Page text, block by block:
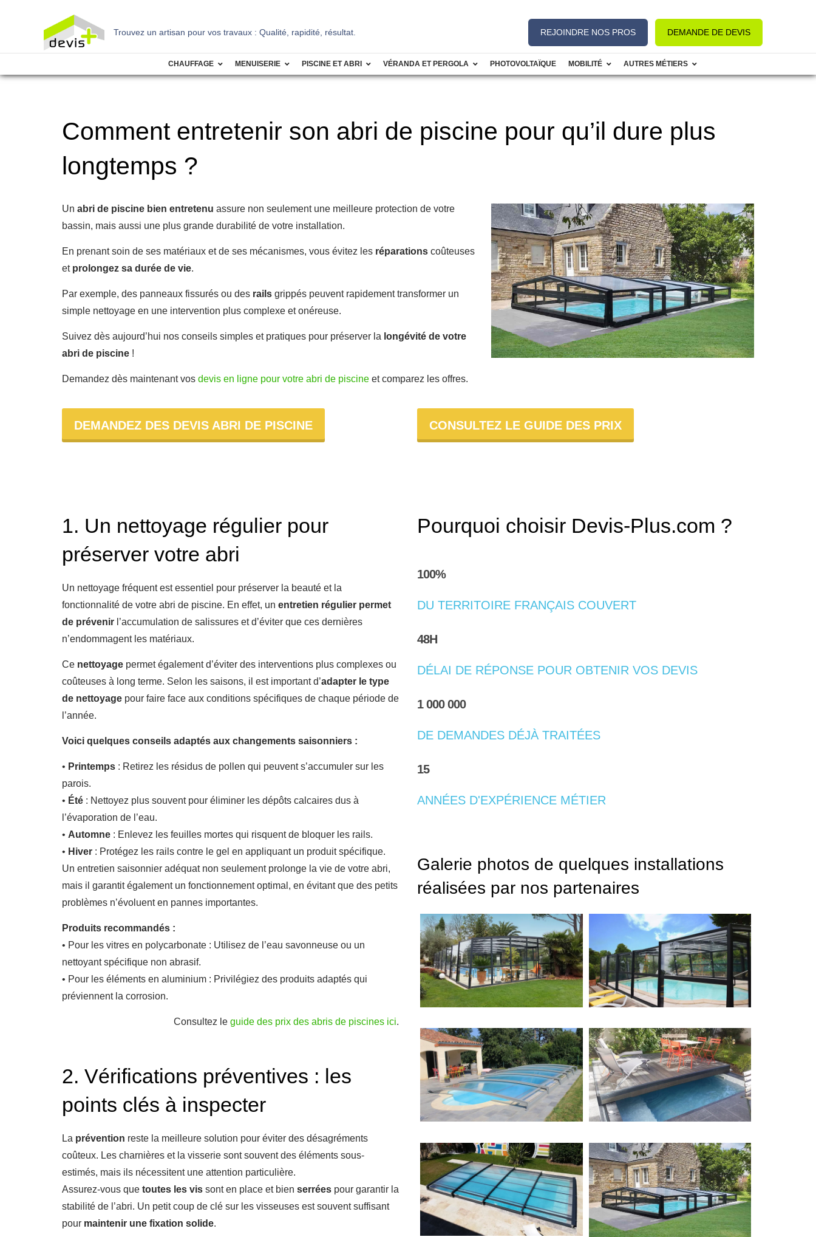
Trouvez un artisan pour vos travaux : Qualité, rapidité, résultat. DEMANDE DE DEVIS
REJOINDRE NOS PROS
CHAUFFAGE MENUISERIE PISCINE ET ABRI VÉRANDA ET PERGOLA PHOTOVOLTAÏQUE MOBILITÉ AUTRES MÉTIERS
Comment entretenir son abri de piscine pour qu’il dure plus
longtemps ?
Un abri de piscine bien entretenu assure non seulement une meilleure protection de votre
bassin, mais aussi une plus grande durabilité de votre installation.
En prenant soin de ses matériaux et de ses mécanismes, vous évitez les réparations coûteuses
et prolongez sa durée de vie.
Par exemple, des panneaux fissurés ou des rails grippés peuvent rapidement transformer un
simple nettoyage en une intervention plus complexe et onéreuse.
Suivez dès aujourd’hui nos conseils simples et pratiques pour préserver la longévité de votre
abri de piscine !
Demandez dès maintenant vos devis en ligne pour votre abri de piscine et comparez les offres.
DEMANDEZ DES DEVIS ABRI DE PISCINE CONSULTEZ LE GUIDE DES PRIX
1. Un nettoyage régulier pour
préserver votre abri
Un nettoyage fréquent est essentiel pour préserver la beauté et la
fonctionnalité de votre abri de piscine. En effet, un entretien régulier permet
de prévenir l’accumulation de salissures et d’éviter que ces dernières
n’endommagent les matériaux.
Ce nettoyage permet également d’éviter des interventions plus complexes ou
coûteuses à long terme. Selon les saisons, il est important d’adapter le type
de nettoyage pour faire face aux conditions spécifiques de chaque période de
l’année.
Voici quelques conseils adaptés aux changements saisonniers :
• Printemps : Retirez les résidus de pollen qui peuvent s’accumuler sur les
parois.
• Été : Nettoyez plus souvent pour éliminer les dépôts calcaires dus à
l’évaporation de l’eau.
• Automne : Enlevez les feuilles mortes qui risquent de bloquer les rails.
• Hiver : Protégez les rails contre le gel en appliquant un produit spécifique.
Un entretien saisonnier adéquat non seulement prolonge la vie de votre abri,
mais il garantit également un fonctionnement optimal, en évitant que des petits
problèmes n’évoluent en pannes importantes.
Produits recommandés :
• Pour les vitres en polycarbonate : Utilisez de l’eau savonneuse ou un
nettoyant spécifique non abrasif.
• Pour les éléments en aluminium : Privilégiez des produits adaptés qui
préviennent la corrosion.
Consultez le guide des prix des abris de piscines ici.
2. Vérifications préventives : les
points clés à inspecter
La prévention reste la meilleure solution pour éviter des désagréments
coûteux. Les charnières et la visserie sont souvent des éléments sous-
estimés, mais ils nécessitent une attention particulière.
Assurez-vous que toutes les vis sont en place et bien serrées pour garantir la
stabilité de l’abri. Un petit coup de clé sur les visseuses est souvent suffisant
pour maintenir une fixation solide.
Pourquoi choisir Devis-Plus.com ?
100%
DU TERRITOIRE FRANÇAIS COUVERT
48H
DÉLAI DE RÉPONSE POUR OBTENIR VOS DEVIS
1 000 000
DE DEMANDES DÉJÀ TRAITÉES
15
ANNÉES D'EXPÉRIENCE MÉTIER
Galerie photos de quelques installations
réalisées par nos partenaires